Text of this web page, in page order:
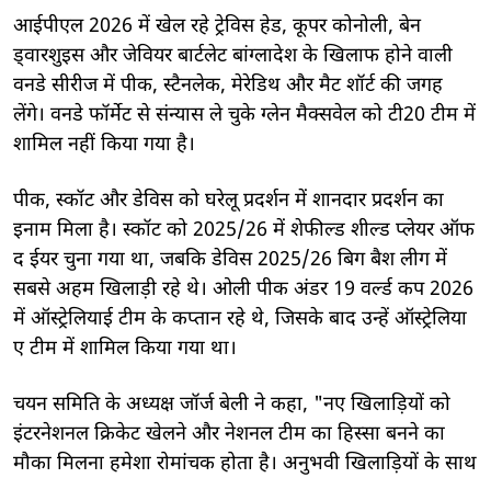
आईपीएल 2026 में खेल रहे ट्रेविस हेड, कूपर कोनोली, बेन
ड्वारशुइस और जेवियर बार्टलेट बांग्लादेश के खिलाफ होने वाली
वनडे सीरीज में पीक, स्टैनलेक, मेरेडिथ और मैट शॉर्ट की जगह
लेंगे। वनडे फॉर्मेट से संन्यास ले चुके ग्लेन मैक्सवेल को टी20 टीम में
शामिल नहीं किया गया है।
पीक, स्कॉट और डेविस को घरेलू प्रदर्शन में शानदार प्रदर्शन का
इनाम मिला है। स्कॉट को 2025/26 में शेफील्ड शील्ड प्लेयर ऑफ
द ईयर चुना गया था, जबकि डेविस 2025/26 बिग बैश लीग में
सबसे अहम खिलाड़ी रहे थे। ओली पीक अंडर 19 वर्ल्ड कप 2026
में ऑस्ट्रेलियाई टीम के कप्तान रहे थे, जिसके बाद उन्हें ऑस्ट्रेलिया
ए टीम में शामिल किया गया था।
चयन समिति के अध्यक्ष जॉर्ज बेली ने कहा, "नए खिलाड़ियों को
इंटरनेशनल क्रिकेट खेलने और नेशनल टीम का हिस्सा बनने का
मौका मिलना हमेशा रोमांचक होता है। अनुभवी खिलाड़ियों के साथ